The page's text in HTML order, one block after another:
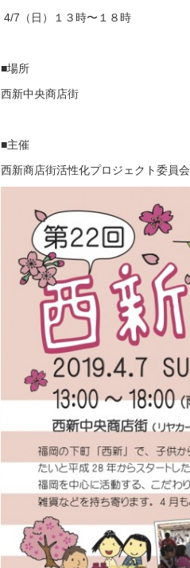
4/7（日）１３時〜１８時
■場所
西新中央商店街
■主催
西新商店街活性化プロジェクト委員会